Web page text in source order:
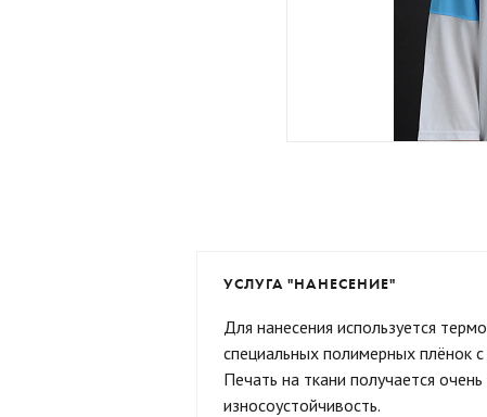
УСЛУГА "НАНЕСЕНИЕ"
Для нанесения используется
специальных полимерных плёнок
Печать на ткани получается
износоустойчивость.